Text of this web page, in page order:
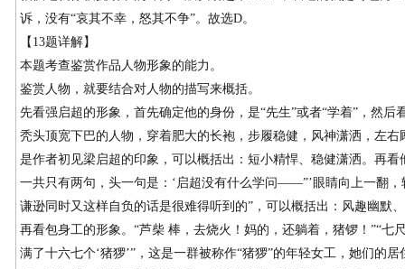
诉，没有“哀其不幸，怒其不争”。故选D。
【13题详解】
本题考查鉴赏作品人物形象的能力。
鉴赏人物，就要结合对人物的描写来概括。
先看强启超的形象，首先确定他的身份，是“先生”或者“学着”，然
秃头顶宽下巴的人物，穿着肥大的长袍，步履稳健，风神潇洒，左
是作者初见梁启超的印象，可以概括出：短小精悍、稳健潇洒。再
一共只有两句，头一句是：‘启超没有什么学问——”’眼睛向上一翻，
谦逊同时又这样自负的话是很难得听到的”，可以概括出：风趣幽默
再看包身工的形象。“芦柴 棒，去烧火！妈的，还躺着，猪锣！”“七
满了十六七个‘猪猡’”，这是一群被称作“猪猡”的年轻女工，她们的